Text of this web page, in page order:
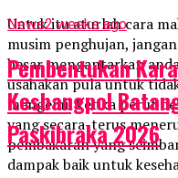
Untuk itu aturlah cara
musim penghujan,
besar mengantarkan
usahakan pula untuk
mengemil ketika perut
yang secara-terus
pembakaran yang
dampak baik untuk
News2 weeks ago
Pembentukan
Kesbangpol
Paskibraka 2026